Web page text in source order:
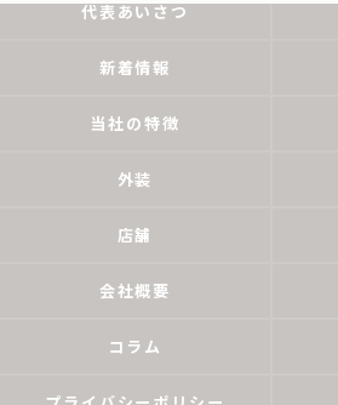
代表あいさつ
新着情報
当社の特徴
外装
店舗
会社概要
コラム